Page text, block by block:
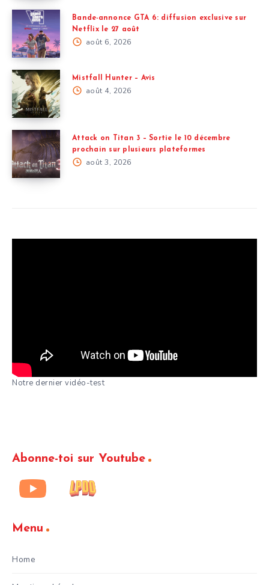
Bande-annonce GTA 6: diffusion exclusive sur
Netflix le 27 août
août 6, 2026
Mistfall Hunter – Avis
août 4, 2026
Attack on Titan 3 – Sortie le 10 décembre
prochain sur plusieurs plateformes
août 3, 2026
Notre dernier vidéo-test
Abonne-toi sur Youtube
Menu
Home